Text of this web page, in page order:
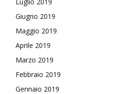
Giugno 2019
Maggio 2019
Aprile 2019
Marzo 2019
Febbraio 2019
Gennaio 2019